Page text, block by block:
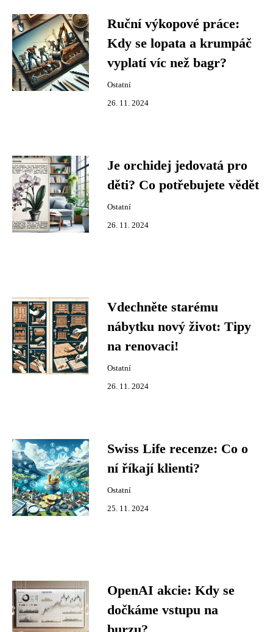
Ruční výkopové práce:
Kdy se lopata a krumpáč
vyplatí víc než bagr?
Ostatní
26. 11. 2024
Je orchidej jedovatá pro
děti? Co potřebujete vědět
Ostatní
26. 11. 2024
Vdechněte starému
nábytku nový život: Tipy
na renovaci!
Ostatní
26. 11. 2024
Swiss Life recenze: Co o
ní říkají klienti?
Ostatní
25. 11. 2024
OpenAI akcie: Kdy se
dočkáme vstupu na